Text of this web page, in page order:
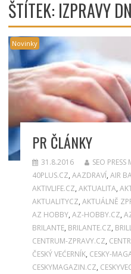
ŠTÍTEK: IZPRAVY
Novinky
PR ČLÁNKY
31.8.2016 SEO PRESS
40PLUS.CZ, AAZDRAVÍ, AIR
AKTIVLIFE.CZ, AKTUALITA,
AKTUALITYCZ, AKTUÁLNĚ
AZ HOBBY, AZ-HOBBY.CZ,
BRILANTE, BRILANTE.CZ,
CENTRUM-ZPRAVY.CZ,
ČESKÝ VEĆERNÍK, CESKY-
CESKYMAGAZIN.CZ,